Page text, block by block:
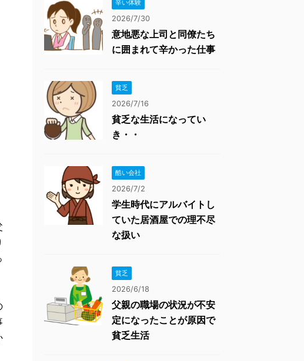
辛い体験
2026/7/30
意地悪な上司と同僚たち
に囲まれて辛かった仕事
貧乏
2026/7/16
貧乏な生活になってい
き・・
酷い会社
2026/7/2
学生時代にアルバイトし
ていた居酒屋での理不尽
な扱い
貧乏
2026/6/18
父親の職場の状況が不安
定になったことが原因で
貧乏生活